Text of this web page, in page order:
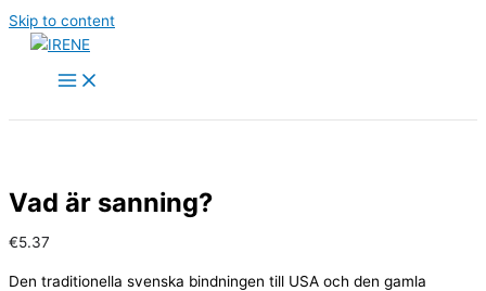
Skip to content
Vad är sanning?
€5.37
Den traditionella svenska bindningen till USA och den gamla